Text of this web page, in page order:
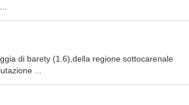
di barety (1.6),della regione sottocarenale
...